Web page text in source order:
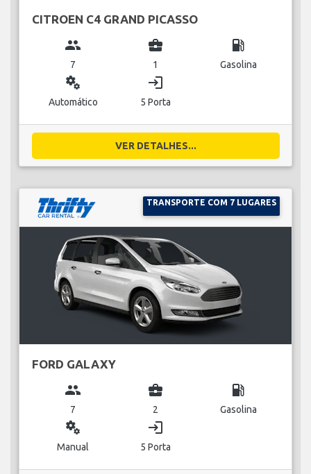
CITROEN C4 GRAND PICASSO
group
7
business_center
1
local_gas_station
Gasolina
miscellaneous_services
Automático
login
5 Porta
VER DETALHES...
TRANSPORTE COM 7 LUGARES
FORD GALAXY
group
7
business_center
2
local_gas_station
Gasolina
miscellaneous_services
Manual
login
5 Porta